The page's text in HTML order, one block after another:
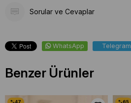
Sorular ve Cevaplar
WhatsApp Telegram
Benzer Ürünler